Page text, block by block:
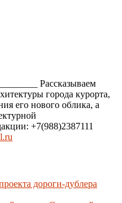
Рассказываем
города курорта,
его нового облика, а
+7(988)2387111
дороги-дублера